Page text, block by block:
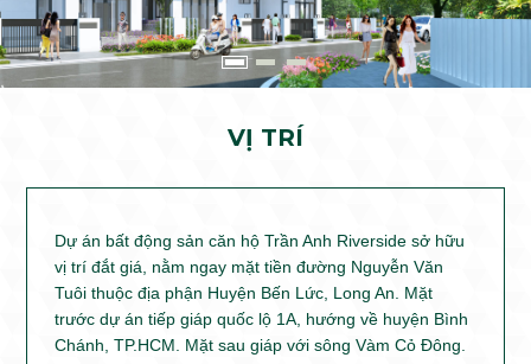
VỊ TRÍ
Dự án bất động sản căn hộ Trần Anh Riverside sở hữu
vị trí đắt giá, nằm ngay mặt tiền đường Nguyễn Văn
Tuôi thuộc địa phận Huyện Bến Lức, Long An. Mặt
trước dự án tiếp giáp quốc lộ 1A, hướng về huyện Bình
Chánh, TP.HCM. Mặt sau giáp với sông Vàm Cỏ Đông.